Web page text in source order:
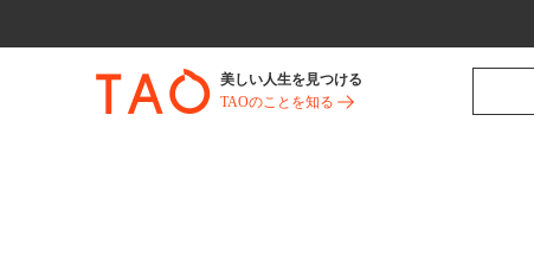
美しい人生を見つける
TAOのことを知る